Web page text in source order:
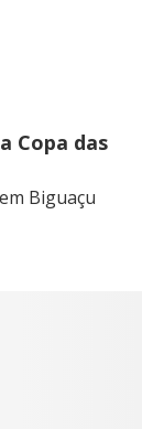
Copa das
Biguaçu